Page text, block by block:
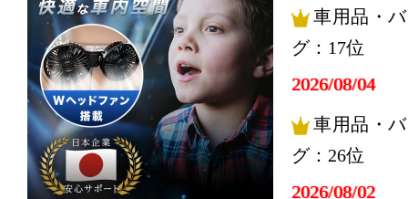
車用品・
グ：17位
2026/08/04
車用品・
グ：26位
2026/08/02